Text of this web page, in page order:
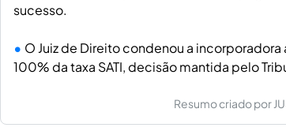
sucesso.
O Juiz de Direito condenou a
100% da taxa SATI, decisão mantida pelo
Resumo criado por